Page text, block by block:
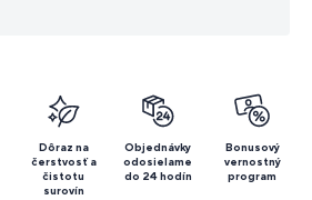
Dôraz na
čerstvosť a
čistotu
surovín
Objednávky
odosielame
do 24 hodín
Bonusový
vernostný
program